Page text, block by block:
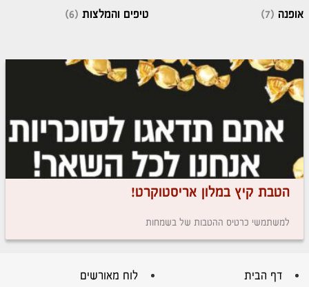
אופנה (7)
טיפים והמלצות (6)
הטבת קיץ במלון אריסטוקרט!
למשתמשי כרטיס ההטבות של בשמחות
דף הבית לוח מאורשים